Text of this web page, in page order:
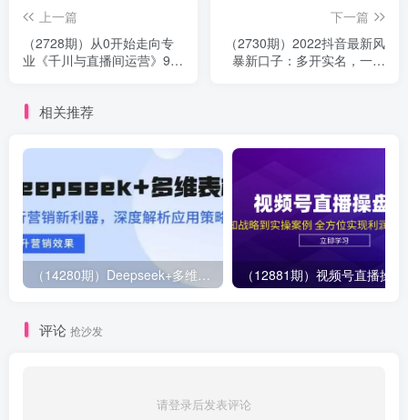
上一篇
（2728期）从0开始走向专
业《千川与直播间运营》93
下一篇
（2730期）2022抖音最新风
暴新口子：多开实名，一整
相关推荐
（14280期）Deepseek+多维表格，银行营销新利器，深度解析应用策略，提升营销效果
评论 抢沙发
请登录后发表评论